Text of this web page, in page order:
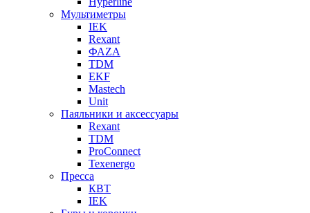
Мультиметры
IEK
Rexant
ФАZА
TDM
EKF
Mastech
Unit
Паяльники и аксессуары
Rexant
TDM
ProConnect
Texenergo
Пресса
КВТ
IEK